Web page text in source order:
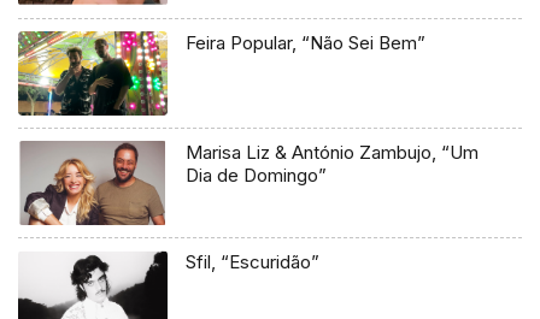
Feira Popular, “Não Sei Bem”
Marisa Liz & António Zambujo, “Um
Dia de Domingo”
Sfil, “Escuridão”